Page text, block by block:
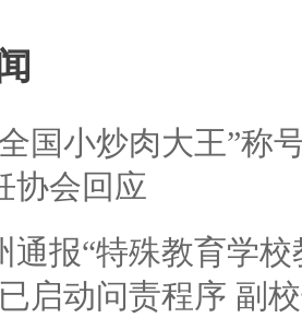
国小炒肉大王”称
协会回应
通报“特殊教育学
启动问责程序 副